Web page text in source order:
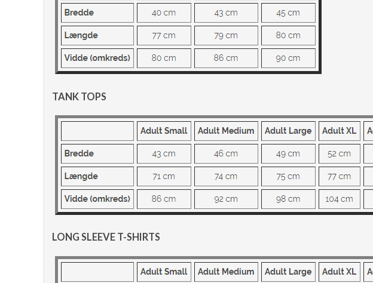
TANK TOPS
LONG SLEEVE T-SHIRTS